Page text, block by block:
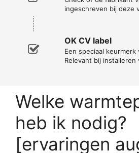
ingeschreven bij deze
OK CV label
Een speciaal
Relevant bij
Welke
heb ik nodig?
[ervaringen